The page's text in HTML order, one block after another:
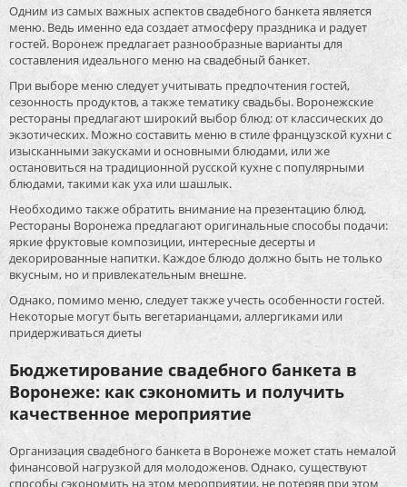
Одним из самых важных аспектов свадебного банкета является
меню. Ведь именно еда создает атмосферу праздника и радует
гостей. Воронеж предлагает разнообразные варианты для
составления идеального меню на свадебный банкет.
При выборе меню следует учитывать предпочтения гостей,
сезонность продуктов, а также тематику свадьбы. Воронежские
рестораны предлагают широкий выбор блюд: от классических до
экзотических. Можно составить меню в стиле французской кухни с
изысканными закусками и основными блюдами, или же
остановиться на традиционной русской кухне с популярными
блюдами, такими как уха или шашлык.
Необходимо также обратить внимание на презентацию блюд.
Рестораны Воронежа предлагают оригинальные способы подачи:
яркие фруктовые композиции, интересные десерты и
декорированные напитки. Каждое блюдо должно быть не только
вкусным, но и привлекательным внешне.
Однако, помимо меню, следует также учесть особенности гостей.
Некоторые могут быть вегетарианцами, аллергиками или
придерживаться диеты
Бюджетирование свадебного банкета в
Воронеже: как сэкономить и получить
качественное мероприятие
Организация свадебного банкета в Воронеже может стать немалой
финансовой нагрузкой для молодоженов. Однако, существуют
способы сэкономить на этом мероприятии, не потеряв при этом